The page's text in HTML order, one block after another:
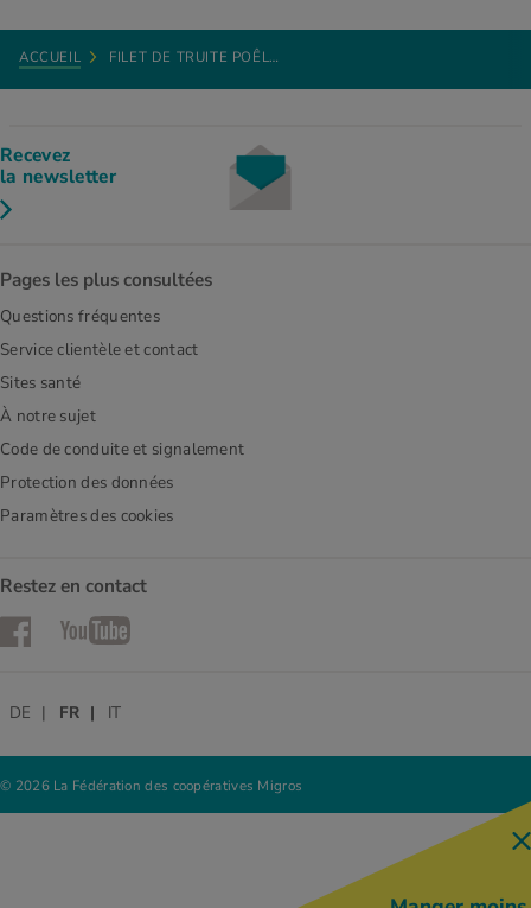
ACCUEIL FILET DE TRUITE POÊL…
Recevez
la newsletter
Pages les plus consultées
Questions fréquentes
Service clientèle et contact
Sites santé
À notre sujet
Code de conduite et signalement
Protection des données
Paramètres des cookies
Restez en contact
FacebookYouTube
© 2026 La Fédération des coopératives Migros
DE FR IT